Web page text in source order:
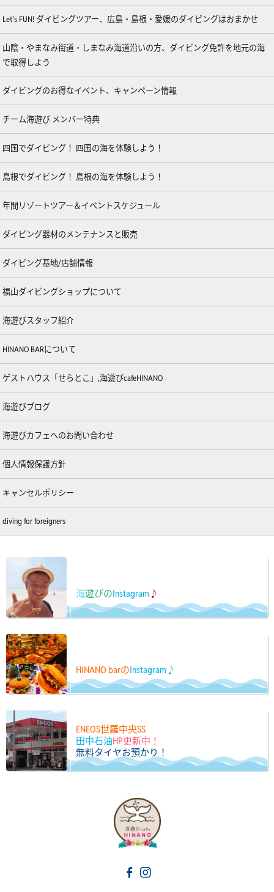
Let’s FUN! ダイビングツアー、広島・島根・愛媛のダイビングはおまかせ
山陰・やまなみ街道・しまなみ海道沿いの方、ダイビング免許を地元の海
で取得しよう
ダイビングのお得なイベント、キャンペーン情報
チーム海遊び メンバー特典
四国でダイビング！ 四国の海を体験しよう！
島根でダイビング！ 島根の海を体験しよう！
年間リゾートツアー＆イベントスケジュール
ダイビング器材のメンテナンスと販売
ダイビング基地/店舗情報
福山ダイビングショップについて
海遊びスタッフ紹介
HINANO BARについて
ゲストハウス「せらとこ」,海遊びcafeHINANO
海遊びブログ
海遊びカフェへのお問い合わせ
個人情報保護方針
キャンセルポリシー
diving for foreigners
海遊びのInstagram ♪
HINANO barのInstagram ♪
ENEOS世羅中央SS
田中石油HP更新中！
無料タイヤお預かり！